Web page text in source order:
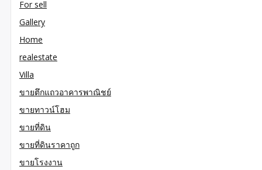
For sell
Gallery
Home
realestate
Villa
ขายตึกแถวอาคารพาณิชย์
ขายทาวน์โฮม
ขายที่ดิน
ขายที่ดินราคาถูก
ขายโรงงาน